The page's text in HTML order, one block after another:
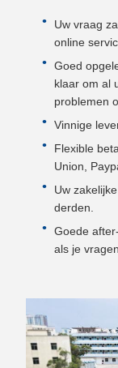
Uw vraag
online
Goed
klaar om al
problemen
Vinnige
Flexible
Union,
Uw
derden.
Goede
als je